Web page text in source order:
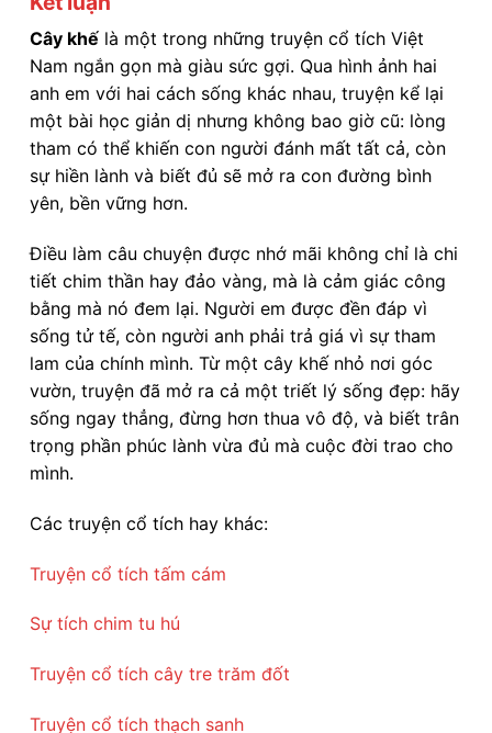
Cây khế là một trong những truyện cổ tích Việt
Nam ngắn gọn mà giàu sức gợi. Qua hình ảnh hai
anh em với hai cách sống khác nhau, truyện kể lại
một bài học giản dị nhưng không bao giờ cũ: lòng
tham có thể khiến con người đánh mất tất cả, còn
sự hiền lành và biết đủ sẽ mở ra con đường bình
yên, bền vững hơn.
Điều làm câu chuyện được nhớ mãi không chỉ là chi
tiết chim thần hay đảo vàng, mà là cảm giác công
bằng mà nó đem lại. Người em được đền đáp vì
sống tử tế, còn người anh phải trả giá vì sự tham
lam của chính mình. Từ một cây khế nhỏ nơi góc
vườn, truyện đã mở ra cả một triết lý sống đẹp: hãy
sống ngay thẳng, đừng hơn thua vô độ, và biết trân
trọng phần phúc lành vừa đủ mà cuộc đời trao cho
mình.
Các truyện cổ tích hay khác:
Truyện cổ tích tấm cám
Sự tích chim tu hú
Truyện cổ tích cây tre trăm đốt
Truyện cổ tích thạch sanh